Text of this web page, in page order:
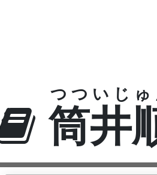
筒井
つついじゅ